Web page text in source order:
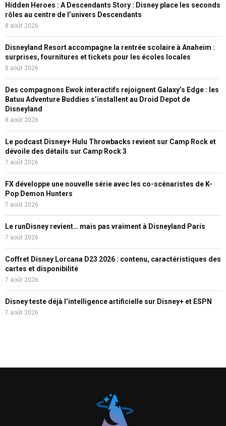
Hidden Heroes : A Descendants Story : Disney place les seconds
rôles au centre de l’univers Descendants
8 août 2026
Disneyland Resort accompagne la rentrée scolaire à Anaheim :
surprises, fournitures et tickets pour les écoles locales
8 août 2026
Des compagnons Ewok interactifs rejoignent Galaxy’s Edge : les
Batuu Adventure Buddies s’installent au Droid Depot de
Disneyland
8 août 2026
Le podcast Disney+ Hulu Throwbacks revient sur Camp Rock et
dévoile des détails sur Camp Rock 3
7 août 2026
FX développe une nouvelle série avec les co-scénaristes de K-
Pop Demon Hunters
7 août 2026
Le runDisney revient… mais pas vraiment à Disneyland Paris
7 août 2026
Coffret Disney Lorcana D23 2026 : contenu, caractéristiques des
cartes et disponibilité
7 août 2026
Disney teste déjà l’intelligence artificielle sur Disney+ et ESPN
7 août 2026